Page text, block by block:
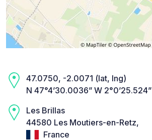
47.0750, -2.0071 (lat, lng)
N 47°4’30.0036” W 2°0’25.524”
Les Brillas
44580 Les Moutiers-en-Retz,
France